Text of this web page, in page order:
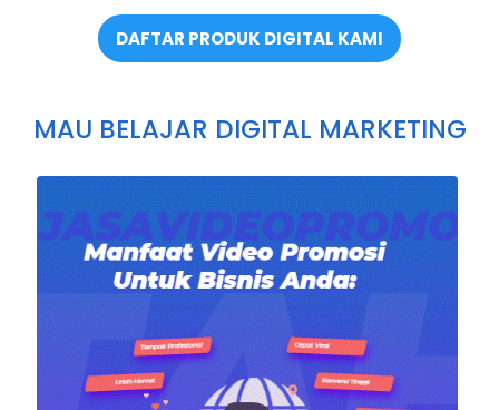
DAFTAR PRODUK DIGITAL KAMI
MAU BELAJAR DIGITAL MARKETING